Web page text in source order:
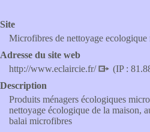
Site
Microfibres de nettoyage ecologique
Adresse du site web
http://www.eclaircie.fr/
(IP :
Description
Produits ménagers écologiques
nettoyage écologique de la maison,
balai microfibres